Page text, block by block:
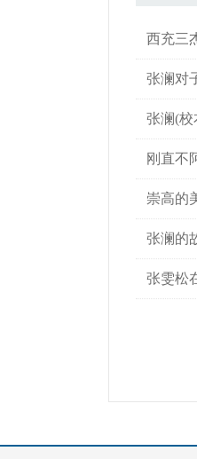
西充三
张澜对
张澜(校
刚直不
崇高的
张澜的
张雯松